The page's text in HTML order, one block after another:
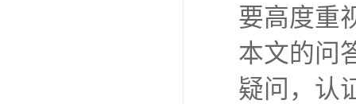
要高度重
本文的问
疑问，认